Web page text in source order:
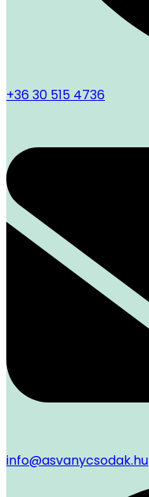
+36 30 515 4736
info@asvanycsodak.hu